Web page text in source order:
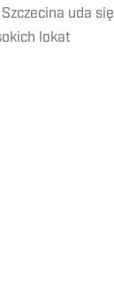
uda się
lokat